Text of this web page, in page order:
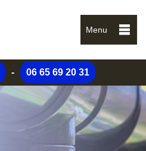
Menu
- 06 65 69 20 31